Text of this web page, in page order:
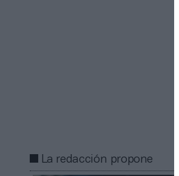
La redacción propone